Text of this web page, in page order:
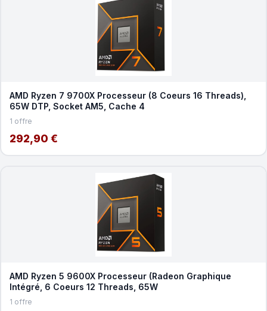
AMD Ryzen 7 9700X Processeur (8 Coeurs 16 Threads),
65W DTP, Socket AM5, Cache 4
1 offre
292,90 €
AMD Ryzen 5 9600X Processeur (Radeon Graphique
Intégré, 6 Coeurs 12 Threads, 65W
1 offre